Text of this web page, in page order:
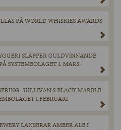
PÅ WORLD WHISKIES AWARDS
SLÄPPER GULDVINNANDE
SYSTEMBOLAGET 1 MARS.
SULLIVAN’S BLACK MARBLE
I FEBRUARI
LANSERAR AMBER ALE I